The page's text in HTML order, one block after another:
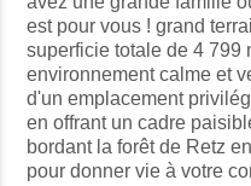
est pour vous ! grand
superficie totale de 4 799
environnement calme et
d'un emplacement
en offrant un cadre
bordant la forêt de Retz
pour donner vie à votre